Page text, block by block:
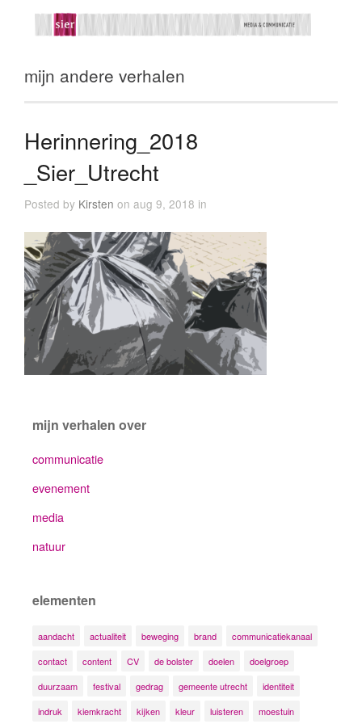
mijn andere verhalen
Herinnering_2018
_Sier_Utrecht
Posted by Kirsten on aug 9, 2018 in
mijn verhalen over
communicatie
evenement
media
natuur
elementen
aandacht actualiteit beweging brand
communicatiekanaal
contact
content CV de bolster doelen
doelgroep
duurzaam
festival gedrag gemeente utrecht
identiteit
indruk
kiemkracht kijken kleur luisteren moestuin